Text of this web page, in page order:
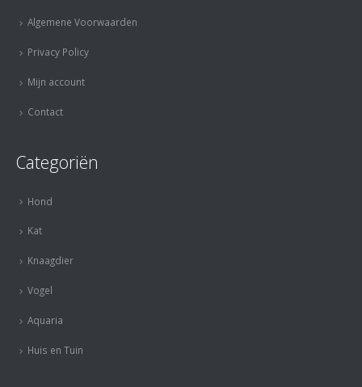
Algemene Voorwaarden
Privacy Policy
Mijn account
Contact
Categoriën
Hond
Kat
Knaagdier
Vogel
Aquaria
Huis en Tuin